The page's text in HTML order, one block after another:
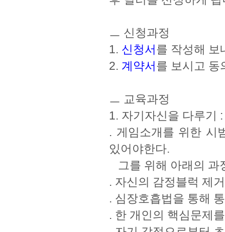
ㅡ 신청과정
1. 신청서를 작성해 보
2. 계약서를 보시고 동
ㅡ 교육과정
1. 자기자신을 다루기 :
. 게임소개를 위한 시
있어야한다.
그를 위해 아래의 과
. 자신의 감정블럭 제
. 심장호흡법을 통해
. 한 개인의 핵심문제